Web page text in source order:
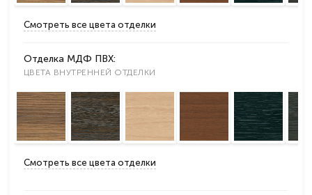
Смотреть все цвета отделки
Отделка МДФ ПВХ:
ЦВЕТА ВНУТРЕННЕЙ ОТДЕЛКИ
Смотреть все цвета отделки